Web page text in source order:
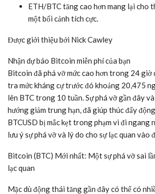
ETH/BTC tăng cao hơn mang lại cho
một bối cảnh tích cực.
Được giới thiệu bởi Nick Cawley
Nhận dự báo Bitcoin miễn phí của bạn
Bitcoin đã phá vỡ mức cao hơn trong 24 giờ
tra mức kháng cự trước đó khoảng 20,475
lên BTC trong 10 tuần. Sự phá vỡ gần đây
hướng giảm trung hạn, đã giúp thúc đẩy
BTCUSD bị mắc kẹt trong phạm vi đi ngang
lưu ý sự phá vỡ và lý do cho sự lạc quan vào
Bitcoin (BTC) Mới nhất: Một sự phá vỡ sai
lạc quan
Mặc dù động thái tăng gần đây có thể có